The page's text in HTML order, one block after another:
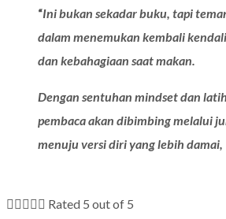
“Ini bukan sekadar buku, tapi
dalam menemukan kembali
dan kebahagiaan saat makan.
Dengan sentuhan mindset dan
pembaca akan dibimbing melalui
menuju versi diri yang lebih damai,
 Rated 5 out of 5